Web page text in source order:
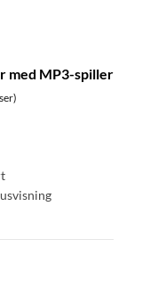
med MP3-spiller